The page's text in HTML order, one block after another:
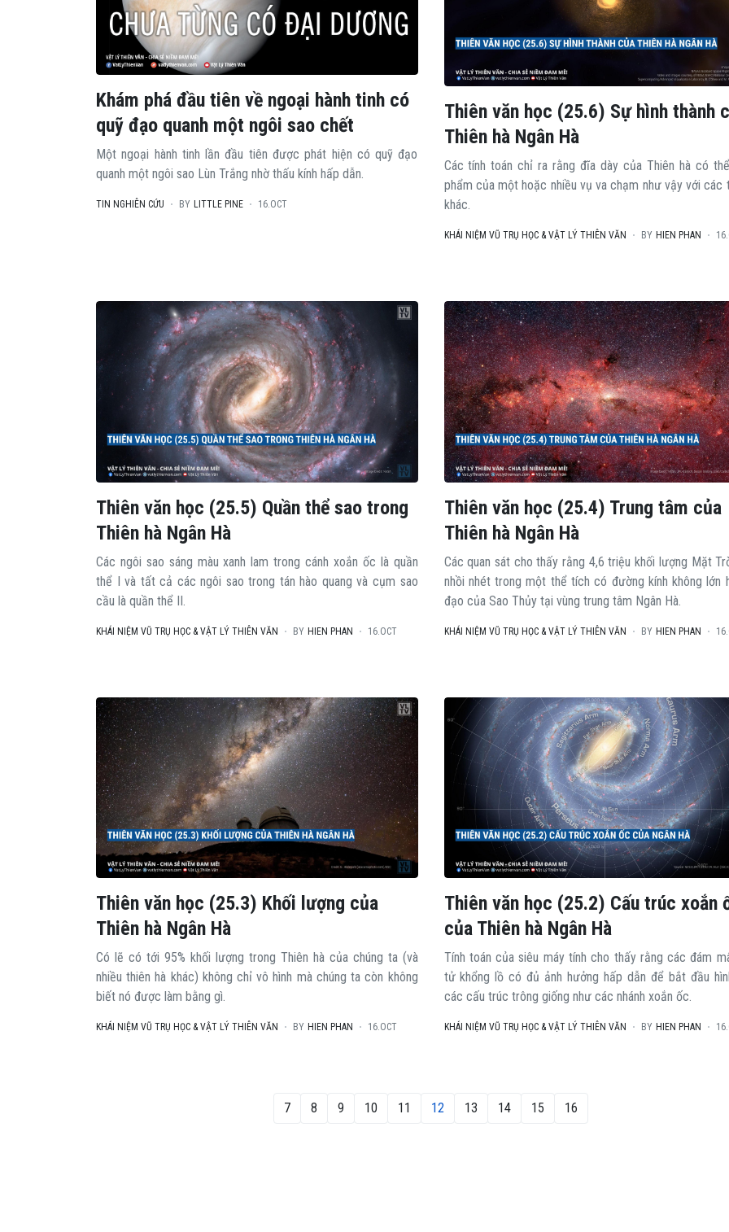
Khám phá đầu tiên về ngoại hành tinh có
quỹ đạo quanh một ngôi sao chết
Một ngoại hành tinh lần đầu tiên được phát hiện có quỹ đạo
quanh một ngôi sao Lùn Trắng nhờ thấu kính hấp dẫn.
TIN NGHIÊN CỨU BY LITTLE PINE 16.OCT
Thiên văn học (25.6) Sự hình thành
Thiên hà Ngân Hà
Các tính toán chỉ ra rằng đĩa dày của Thiên hà có
phẩm của một hoặc nhiều vụ va chạm như vậy với các
khác.
KHÁI NIỆM VŨ TRỤ HỌC & VẬT LÝ THIÊN VĂN BY HIEN PHAN
Thiên văn học (25.5) Quần thể sao trong
Thiên hà Ngân Hà
Các ngôi sao sáng màu xanh lam trong cánh xoắn ốc là quần
thể I và tất cả các ngôi sao trong tán hào quang và cụm sao
cầu là quần thể II.
KHÁI NIỆM VŨ TRỤ HỌC & VẬT LÝ THIÊN VĂN BY HIEN PHAN 16.OCT
Thiên văn học (25.4) Trung tâm của
Thiên hà Ngân Hà
Các quan sát cho thấy rằng 4,6 triệu khối lượng Mặt
nhồi nhét trong một thể tích có đường kính không lớn
đạo của Sao Thủy tại vùng trung tâm Ngân Hà.
KHÁI NIỆM VŨ TRỤ HỌC & VẬT LÝ THIÊN VĂN BY HIEN PHAN
Thiên văn học (25.3) Khối lượng của
Thiên hà Ngân Hà
Có lẽ có tới 95% khối lượng trong Thiên hà của chúng ta (và
nhiều thiên hà khác) không chỉ vô hình mà chúng ta còn không
biết nó được làm bằng gì.
KHÁI NIỆM VŨ TRỤ HỌC & VẬT LÝ THIÊN VĂN BY HIEN PHAN 16.OCT
Thiên văn học (25.2) Cấu trúc xoắn
của Thiên hà Ngân Hà
Tính toán của siêu máy tính cho thấy rằng các đám
tử khổng lồ có đủ ảnh hưởng hấp dẫn để bắt đầu
các cấu trúc trông giống như các nhánh xoắn ốc.
KHÁI NIỆM VŨ TRỤ HỌC & VẬT LÝ THIÊN VĂN BY HIEN PHAN
7 8 9 10 11 12 13 14 15 16